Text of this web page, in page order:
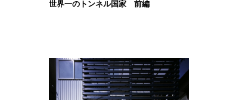
世界一のトンネル国家 前編